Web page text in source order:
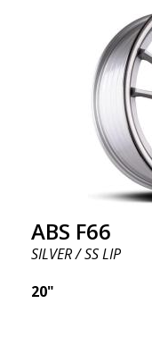
ABS F66
SILVER / SS LIP
20"